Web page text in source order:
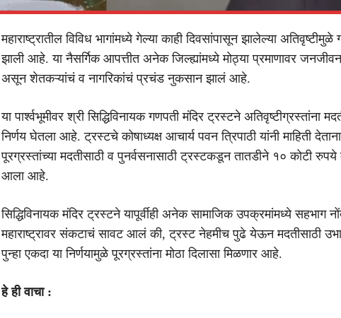
महाराष्ट्रातील विविध भागांमध्ये गेल्या काही दिवसांपासून झालेल्या अतिवृष्टीमुळे
झाली आहे. या नैसर्गिक आपत्तीत अनेक जिल्ह्यांमध्ये मोठ्या प्रमाणावर
असून शेतकऱ्यांचं व नागरिकांचं प्रचंड नुकसान झालं आहे.
या पार्श्वभूमीवर श्री सिद्धिविनायक गणपती मंदिर ट्रस्टने अतिवृष्टीग्रस्तांना
निर्णय घेतला आहे. ट्रस्टचे कोषाध्यक्ष आचार्य पवन त्रिपाठी यांनी माहिती
पूरग्रस्तांच्या मदतीसाठी व पुनर्वसनासाठी ट्रस्टकडून तातडीने १० कोटी रुपये
आला आहे.
सिद्धिविनायक मंदिर ट्रस्टने यापूर्वीही अनेक सामाजिक उपक्रमांमध्ये सहभाग
महाराष्ट्रावर संकटाचं सावट आलं की, ट्रस्ट नेहमीच पुढे येऊन मदतीसाठी
पुन्हा एकदा या निर्णयामुळे पूरग्रस्तांना मोठा दिलासा मिळणार आहे.
हे ही वाचा :